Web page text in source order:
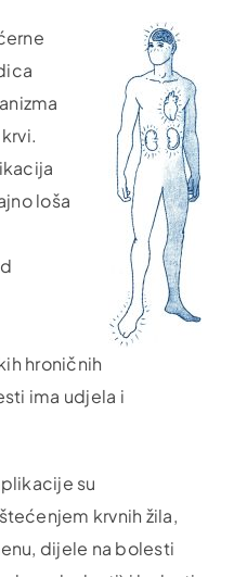
loša
hroničnih
ima udjela i
su
krvnih žila,
dijele na bolesti